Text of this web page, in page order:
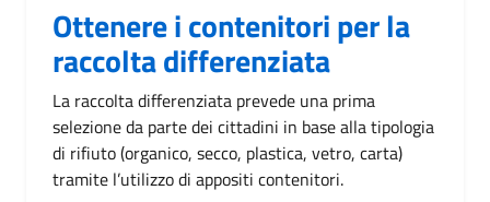
Ottenere i contenitori per la
raccolta differenziata
La raccolta differenziata prevede una prima
selezione da parte dei cittadini in base alla tipologia
di rifiuto (organico, secco, plastica, vetro, carta)
tramite l’utilizzo di appositi contenitori.